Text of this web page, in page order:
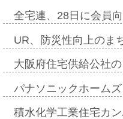
全宅連、28日に会員
UR、防災性向上のま
大阪府住宅供給公社
パナソニックホーム
積水化学工業住宅カ